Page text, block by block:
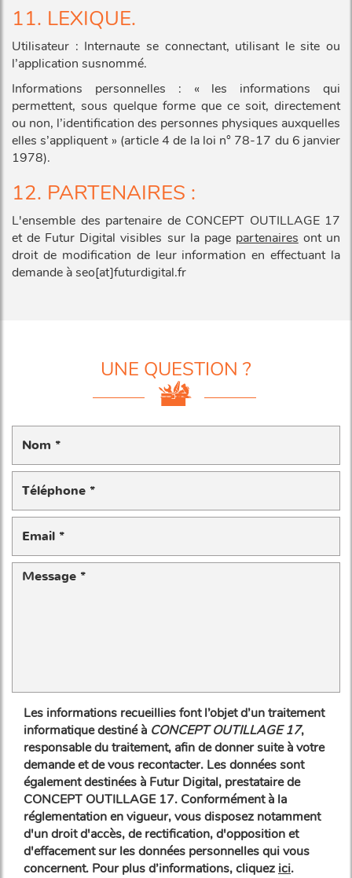
11. LEXIQUE.
Utilisateur : Internaute se connectant, utilisant le site ou
l’application susnommé.
Informations personnelles : « les informations qui
permettent, sous quelque forme que ce soit, directement
ou non, l’identification des personnes physiques auxquelles
elles s’appliquent » (article 4 de la loi n° 78-17 du 6 janvier
1978).
12. PARTENAIRES :
L'ensemble des partenaire de CONCEPT OUTILLAGE 17
et de Futur Digital visibles sur la page partenaires ont un
droit de modification de leur information en effectuant la
demande à seo[at]futurdigital.fr
UNE QUESTION ?
Les informations recueillies font l’objet d’un traitement
informatique destiné à CONCEPT OUTILLAGE 17,
responsable du traitement, afin de donner suite à votre
demande et de vous recontacter. Les données sont
également destinées à Futur Digital, prestataire de
CONCEPT OUTILLAGE 17. Conformément à la
réglementation en vigueur, vous disposez notamment
d'un droit d'accès, de rectification, d'opposition et
d'effacement sur les données personnelles qui vous
concernent. Pour plus d’informations, cliquez ici.